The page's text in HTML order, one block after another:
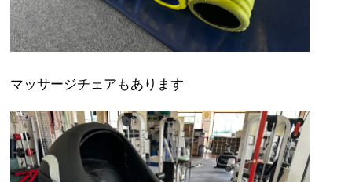
マッサージチェアもあります